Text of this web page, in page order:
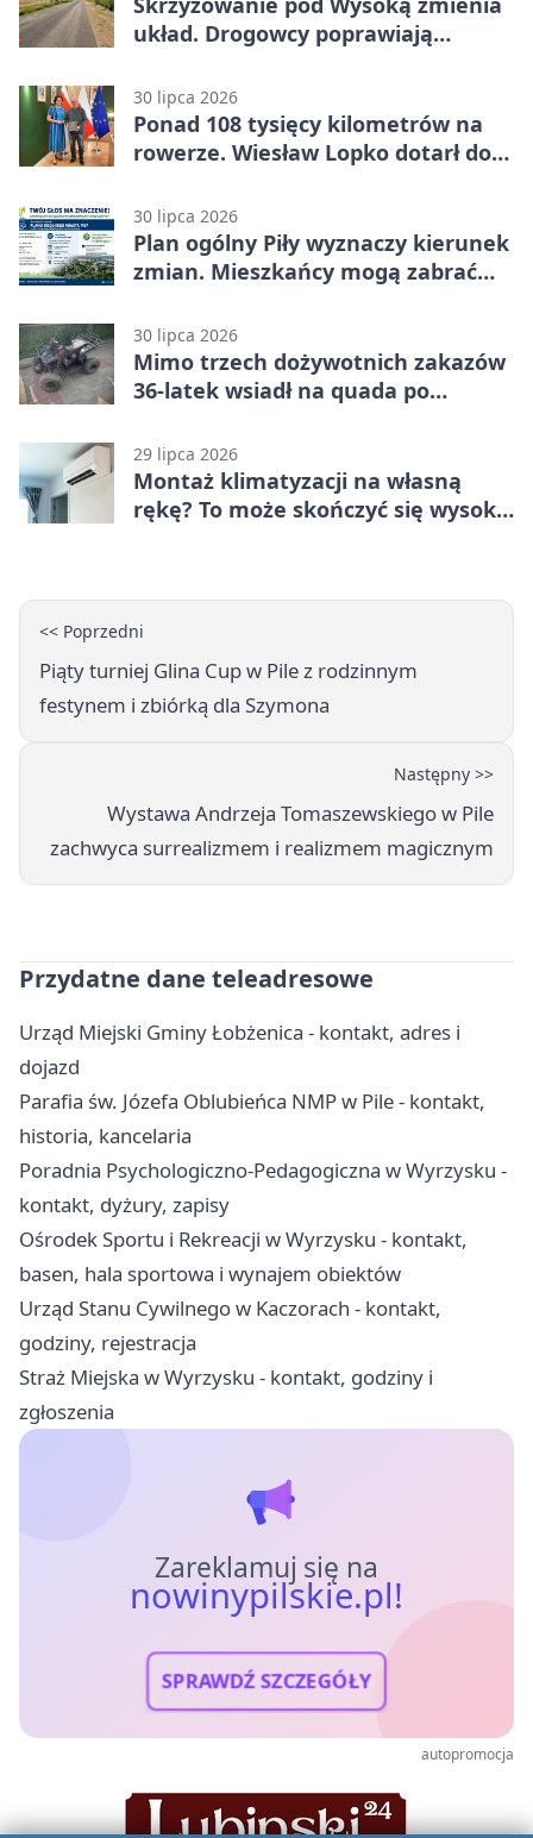
układ. Drogowcy poprawiają
30 lipca 2026
Ponad 108 tysięcy kilometrów na
rowerze. Wiesław Lopko dotarł do
30 lipca 2026
Plan ogólny Piły wyznaczy kierunek
zmian. Mieszkańcy mogą zabrać
30 lipca 2026
Mimo trzech dożywotnich zakazów
36-latek wsiadł na quada po
29 lipca 2026
Montaż klimatyzacji na własną
rękę? To może skończyć się wysoką
<< Poprzedni
Piąty turniej Glina Cup w Pile z rodzinnym
festynem i zbiórką dla Szymona
Następny >>
Wystawa Andrzeja Tomaszewskiego w Pile
zachwyca surrealizmem i realizmem magicznym
Przydatne dane teleadresowe
Urząd Miejski Gminy Łobżenica - kontakt, adres i
dojazd
Parafia św. Józefa Oblubieńca NMP w Pile - kontakt,
historia, kancelaria
Poradnia Psychologiczno-Pedagogiczna w Wyrzysku -
kontakt, dyżury, zapisy
Ośrodek Sportu i Rekreacji w Wyrzysku - kontakt,
basen, hala sportowa i wynajem obiektów
Urząd Stanu Cywilnego w Kaczorach - kontakt,
godziny, rejestracja
Straż Miejska w Wyrzysku - kontakt, godziny i
zgłoszenia
Zareklamuj się na
nowinypilskie.pl!
SPRAWDŹ SZCZEGÓŁY
autopromocja